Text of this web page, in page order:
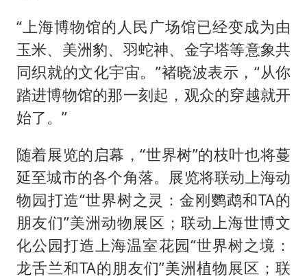
“上海博物馆的人民广场馆已经变成为由
玉米、美洲豹、羽蛇神、金字塔等意象共
同织就的文化宇宙。”褚晓波表示，“从你
踏进博物馆的那一刻起，观众的穿越就开
始了。”
随着展览的启幕，“世界树”的枝叶也将蔓
延至城市的各个角落。展览将联动上海动
物园打造“世界树之灵：金刚鹦鹉和TA的
朋友们”美洲动物展区；联动上海世博文
化公园打造上海温室花园“世界树之境：
龙舌兰和TA的朋友们”美洲植物展区；联